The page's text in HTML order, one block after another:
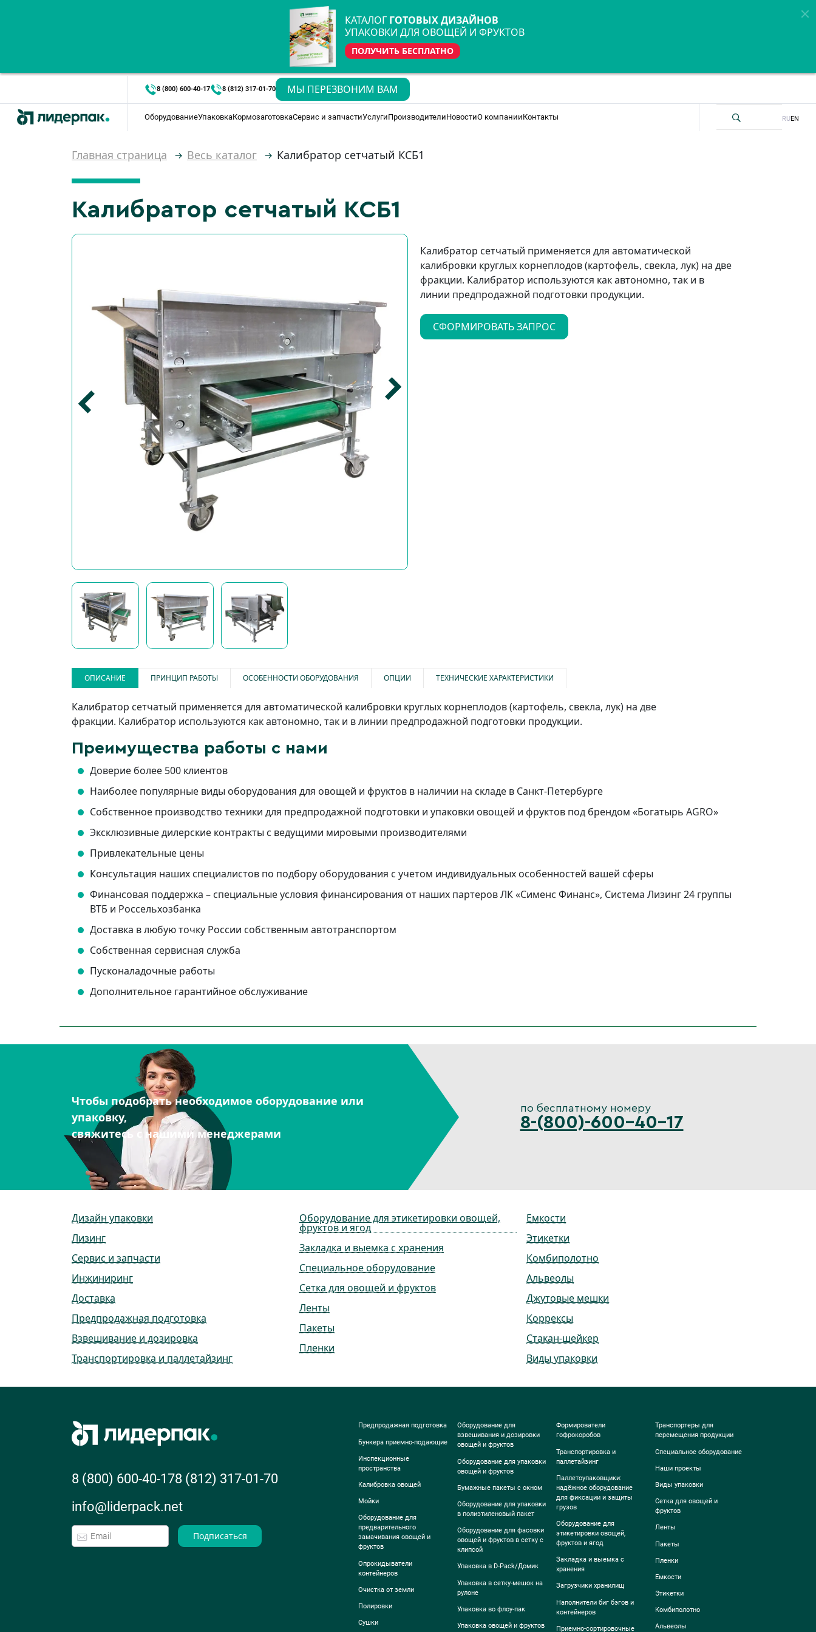
КАТАЛОГ ГОТОВЫХ ДИЗАЙНОВ
УПАКОВКИ ДЛЯ ОВОЩЕЙ И ФРУКТОВ
ПОЛУЧИТЬ БЕСПЛАТНО
8 (800) 600-40-17 8 (812) 317-01-70 МЫ ПЕРЕЗВОНИМ ВАМ
ОборудованиеУпаковкаКормозаготовкаСервис и запчастиУслугиПроизводителиНовостиО компанииКонтакты RUEN
Главная страница Весь каталог Калибратор сетчатый КСБ1
Калибратор сетчатый КСБ1
Калибратор сетчатый применяется для автоматической
калибровки круглых корнеплодов (картофель, свекла, лук) на две
фракции. Калибратор используются как автономно, так и в
линии предпродажной подготовки продукции.
СФОРМИРОВАТЬ ЗАПРОС
ОПИСАНИЕ ПРИНЦИП РАБОТЫ ОСОБЕННОСТИ ОБОРУДОВАНИЯ ОПЦИИ ТЕХНИЧЕСКИЕ ХАРАКТЕРИСТИКИ
Калибратор сетчатый применяется для автоматической калибровки круглых корнеплодов (картофель, свекла, лук) на две
фракции. Калибратор используются как автономно, так и в линии предпродажной подготовки продукции.
Преимущества работы с нами
Доверие более 500 клиентов
Наиболее популярные виды оборудования для овощей и фруктов в наличии на складе в Санкт-Петербурге
Собственное производство техники для предпродажной подготовки и упаковки овощей и фруктов под брендом «Богатырь AGRO»
Эксклюзивные дилерские контракты с ведущими мировыми производителями
Привлекательные цены
Консультация наших специалистов по подбору оборудования с учетом индивидуальных особенностей вашей сферы
Финансовая поддержка – специальные условия финансирования от наших партеров ЛК «Сименс Финанс», Система Лизинг 24 группы
ВТБ и Россельхозбанка
Доставка в любую точку России собственным автотранспортом
Собственная сервисная служба
Пусконаладочные работы
Дополнительное гарантийное обслуживание
Чтобы подобрать необходимое оборудование или
упаковку,
свяжитесь с нашими менеджерами
по бесплатному номеру
8-(800)-600-40-17
Дизайн упаковки
Лизинг
Сервис и запчасти
Инжиниринг
Доставка
Предпродажная подготовка
Взвешивание и дозировка
Транспортировка и паллетайзинг
Оборудование для этикетировки овощей,
фруктов и ягод
Закладка и выемка с хранения
Специальное оборудование
Сетка для овощей и фруктов
Ленты
Пакеты
Пленки
Емкости
Этикетки
Комбиполотно
Альвеолы
Джутовые мешки
Коррексы
Стакан-шейкер
Виды упаковки
8 (800) 600-40-178 (812) 317-01-70
info@liderpack.net
Подписаться
Предпродажная подготовка
Бункера приемно-подающие
Инспекционные
пространства
Калибровка овощей
Мойки
Оборудование для
предварительного
замачивания овощей и
фруктов
Опрокидыватели
контейнеров
Очистка от земли
Полировки
Сушки
Оборудование для
взвешивания и дозировки
овощей и фруктов
Оборудование для упаковки
овощей и фруктов
Бумажные пакеты с окном
Оборудование для упаковки
в полиэтиленовый пакет
Оборудование для фасовки
овощей и фруктов в сетку с
клипсой
Упаковка в D-Pack/Домик
Упаковка в сетку-мешок на
рулоне
Упаковка во флоу-пак
Упаковка овощей и фруктов
Формирователи
гофрокоробов
Транспортировка и
паллетайзинг
Паллетоупаковщики:
надёжное оборудование
для фиксации и защиты
грузов
Оборудование для
этикетировки овощей,
фруктов и ягод
Закладка и выемка с
хранения
Загрузчики хранилищ
Наполнители биг бэгов и
контейнеров
Приемно-сортировочные
Транспортеры для
перемещения продукции
Специальное оборудование
Наши проекты
Виды упаковки
Сетка для овощей и
фруктов
Ленты
Пакеты
Пленки
Емкости
Этикетки
Комбиполотно
Альвеолы